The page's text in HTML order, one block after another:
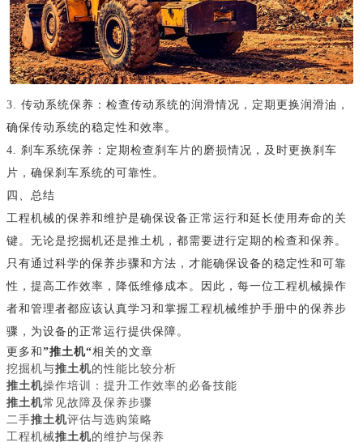
3. 传动系统保养：检查传动系统的润滑情况，定期更换润滑油，
确保传动系统的稳定性和效率。
4. 刹车系统保养：定期检查刹车片的磨损情况，及时更换刹车
片，确保刹车系统的可靠性。
四、总结
工程机械的保养和维护是确保设备正常运行和延长使用寿命的关
键。无论是挖掘机还是推土机，都需要进行定期的检查和保养。
只有通过科学的保养步骤和方法，才能确保设备的稳定性和可靠
性，提高工作效率，降低维修成本。因此，每一位工程机械操作
者和管理者都应该认真学习和掌握工程机械维护手册中的保养步
骤，为设备的正常运行提供保障。
更多和 ”推土机“相关的文章
挖掘机与推土机的性能比较分析
推土机操作培训：提升工作效率的必备技能
推土机常见故障及保养步骤
二手推土机评估与选购策略
工程机械推土机的维护与保养